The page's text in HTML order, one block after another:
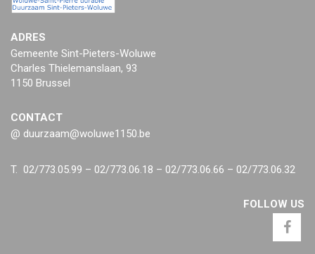
ADRES
Gemeente Sint-Pieters-Woluwe
Charles Thielemanslaan, 93
1150 Brussel
CONTACT
@ duurzaam@woluwe1150.be
T. 02/773.05.99 – 02/773.06.18 – 02/773.06.66 – 02/773.06.32
FOLLOW US